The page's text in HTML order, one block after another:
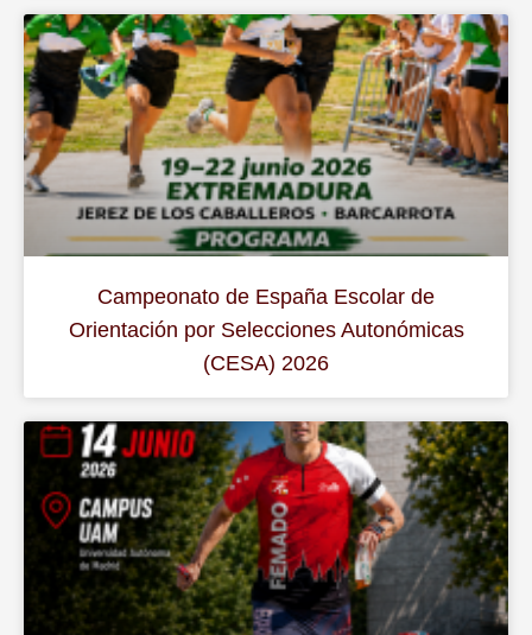
Campeonato de España Escolar de
Orientación por Selecciones Autonómicas
(CESA) 2026